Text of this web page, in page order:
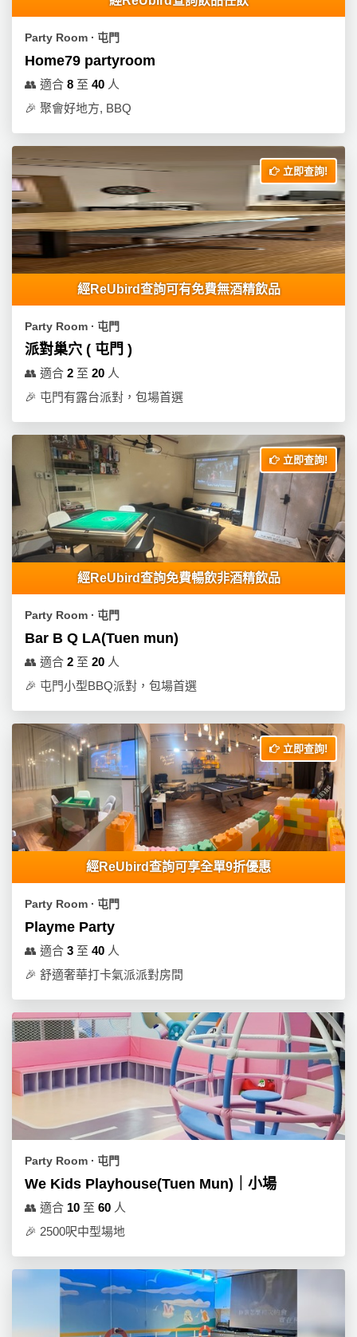
Party Room ∙ 屯門
Home79 partyroom
👥 適合 8 至 40 人
🎉 聚會好地方, BBQ
立即查詢!
經ReUbird查詢可有免費無酒精飲品
Party Room ∙ 屯門
派對巢穴 ( 屯門 )
👥 適合 2 至 20 人
🎉 屯門有露台派對，包場首選
立即查詢!
經ReUbird查詢免費暢飲非酒精飲品
Party Room ∙ 屯門
Bar B Q LA(Tuen mun)
👥 適合 2 至 20 人
🎉 屯門小型BBQ派對，包場首選
立即查詢!
經ReUbird查詢可享全單9折優惠
Party Room ∙ 屯門
Playme Party
👥 適合 3 至 40 人
🎉 舒適奢華打卡氣派派對房間
Party Room ∙ 屯門
We Kids Playhouse(Tuen Mun)｜小場
👥 適合 10 至 60 人
🎉 2500呎中型場地